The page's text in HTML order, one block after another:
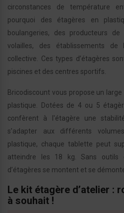
circonstances de température
pourquoi des étagères en
boulangeries, des producteurs
volailles, des établissements de
collective. Ces types d’étagères
piscines et des centres sportifs.
Bricodiscount vous propose un
plastique. Dotées de 4 ou 5
confèrent à l'étagère une
s’adapter aux différents
plastique, chaque tablette peut
atteindre les 18 kg. Sans outils
d’étagères se montent et se
Le kit étagère d’atelier :
à souhait !